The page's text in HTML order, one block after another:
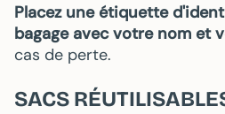
Placez une étiquette
bagage avec votre nom et
cas de perte.
SACS